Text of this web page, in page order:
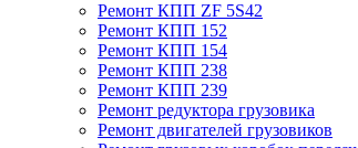
Ремонт КПП ZF 5S42
Ремонт КПП 152
Ремонт КПП 154
Ремонт КПП 238
Ремонт КПП 239
Ремонт редуктора грузовика
Ремонт двигателей грузовиков